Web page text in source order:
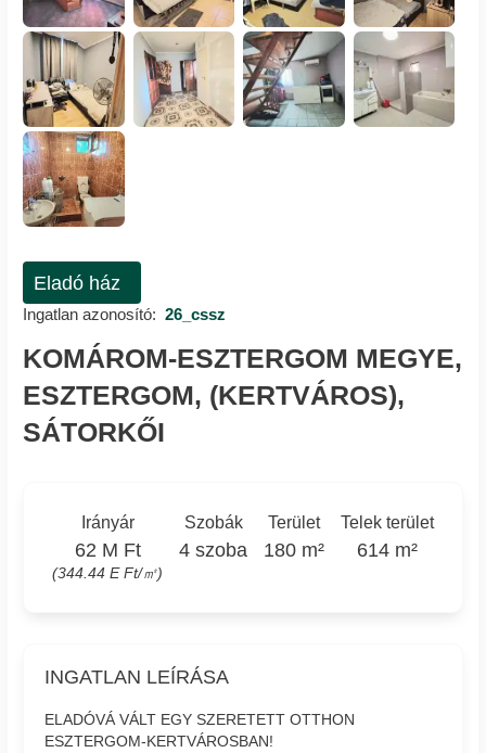
Eladó ház
Ingatlan azonosító: 26_cssz
KOMÁROM-ESZTERGOM MEGYE,
ESZTERGOM, (KERTVÁROS),
SÁTORKŐI
Irányár
62 M Ft
(344.44 E Ft/㎡)
Szobák
4 szoba
Terület
180 m²
Telek terület
614 m²
INGATLAN LEÍRÁSA
ELADÓVÁ VÁLT EGY SZERETETT OTTHON
ESZTERGOM-KERTVÁROSBAN!